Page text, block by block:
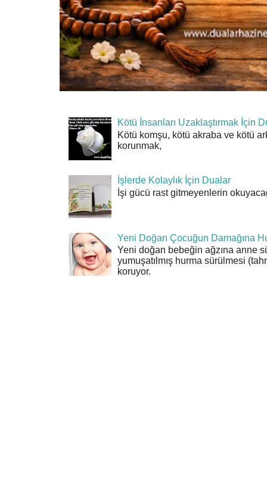
Kötü İnsanları Uzaklaştırmak İçin
Kötü komşu, kötü akraba ve kötü
korunmak,
İşlerde Kolaylık İçin Dualar
İşi gücü rast gitmeyenlerin
Yeni Doğan Çocuğun Damağına
Yeni doğan bebeğin ağzına anne
yumuşatılmış hurma sürülmesi
koruyor.